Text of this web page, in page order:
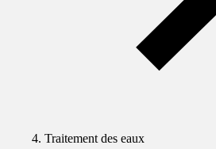
Traitement des eaux